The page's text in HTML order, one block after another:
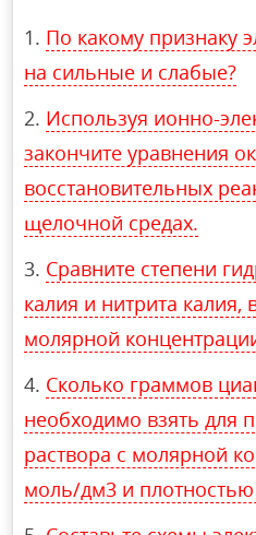
По какому признаку
на сильные и слабые?
Используя ионно-
закончите уравнения
восстановительных
щелочной средах.
Сравните степени
калия и нитрита калия,
молярной
Сколько граммов
необходимо взять для
раствора с молярной
моль/дм3 и плотностью